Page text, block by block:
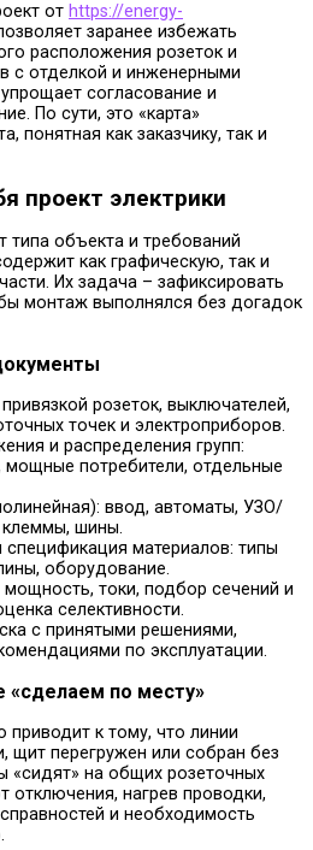
от https://energy-
заранее избежать
расположения розеток и
с отделкой и инженерными
согласование и
По сути, это «карта»
понятная как заказчику, так и
проект электрики
типа объекта и требований
как графическую, так и
Их задача – зафиксировать
монтаж выполнялся без догадок
розеток, выключателей,
точек и электроприборов.
и распределения групп:
мощные потребители, отдельные
ввод, автоматы, УЗО/
шины.
материалов: типы
оборудование.
токи, подбор сечений и
селективности.
с принятыми решениями,
по эксплуатации.
«сделаем по месту»
приводит к тому, что линии
щит перегружен или собран без
«сидят» на общих розеточных
отключения, нагрев проводки,
и необходимость